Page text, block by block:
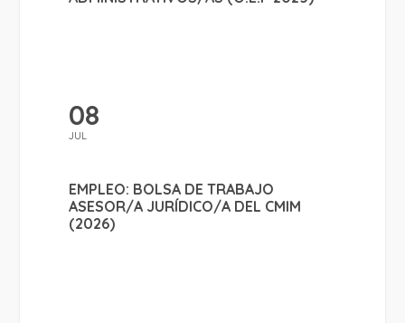
08
JUL
EMPLEO: BOLSA DE TRABAJO
ASESOR/A JURÍDICO/A DEL CMIM
(2026)